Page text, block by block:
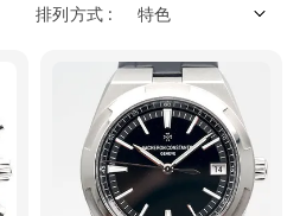
排列方式 :